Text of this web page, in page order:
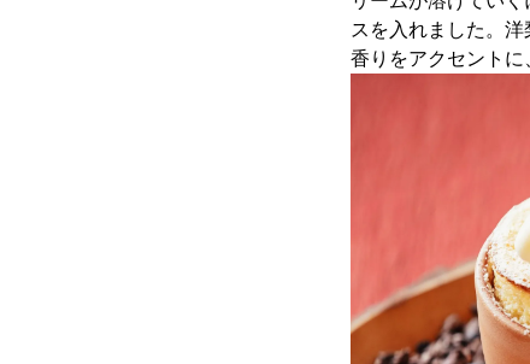
スを入れました。
香りをアクセントに